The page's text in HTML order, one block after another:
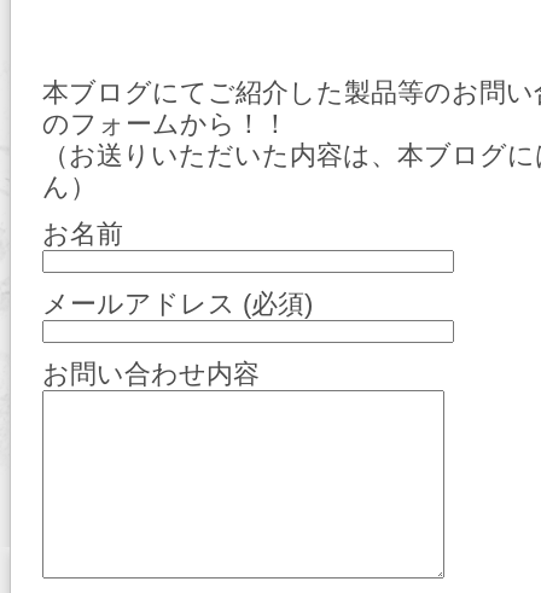
本ブログにてご紹介した製品等のお問
のフォームから！！
（お送りいただいた内容は、本ブログ
ん）
お名前
メールアドレス (必須)
お問い合わせ内容